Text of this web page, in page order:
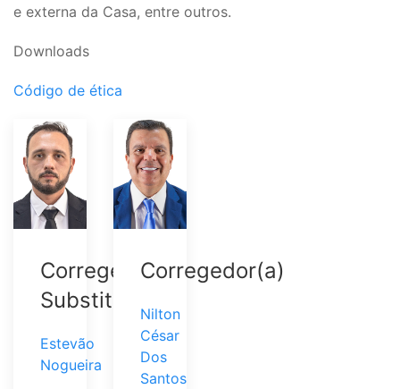
e externa da Casa, entre outros.
Downloads
Código de ética
Corregedor(a)
Substituto(a)
Estevão
Nogueira
Corregedor(a)
Nilton
César
Dos
Santos